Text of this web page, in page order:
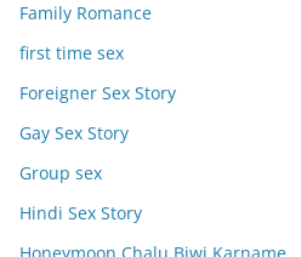
Family Romance
first time sex
Foreigner Sex Story
Gay Sex Story
Group sex
Hindi Sex Story